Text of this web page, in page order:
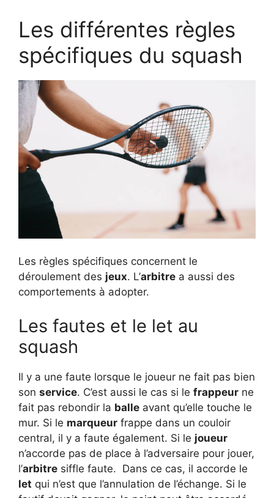
Les différentes règles
spécifiques du squash
Les règles spécifiques concernent le
déroulement des jeux. L’arbitre a aussi des
comportements à adopter.
Les fautes et le let au
squash
Il y a une faute lorsque le joueur ne fait pas bien
son service. C’est aussi le cas si le frappeur ne
fait pas rebondir la balle avant qu’elle touche le
mur. Si le marqueur frappe dans un couloir
central, il y a faute également. Si le joueur
n’accorde pas de place à l’adversaire pour jouer,
l’arbitre siffle faute. Dans ce cas, il accorde le
let qui n’est que l’annulation de l’échange. Si le